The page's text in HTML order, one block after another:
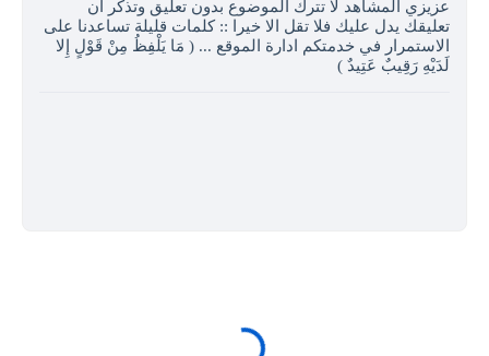
عزيزي المشاهد لا تترك الموضوع بدون تعليق وتذكر ان
تعليقك يدل عليك فلا تقل الا خيرا :: كلمات قليلة تساعدنا على
الاستمرار في خدمتكم ادارة الموقع ... ( مَا يَلْفِظُ مِنْ قَوْلٍ إِلا
لَدَيْهِ رَقِيبٌ عَتِيدٌ )